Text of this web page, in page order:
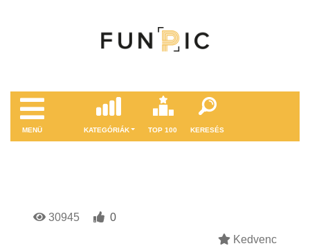
MENÜ KATEGÓRIÁK TOP 100 KERESÉS
30945
0
Kedvenc